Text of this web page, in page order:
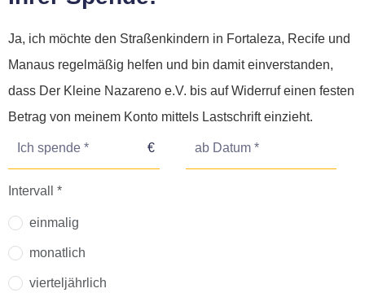
Ja, ich möchte den Straßenkindern in Fortaleza, Recife und
Manaus regelmäßig helfen und bin damit einverstanden,
dass Der Kleine Nazareno e.V. bis auf Widerruf einen festen
Betrag von meinem Konto mittels Lastschrift einzieht.
Intervall *
einmalig
monatlich
vierteljährlich